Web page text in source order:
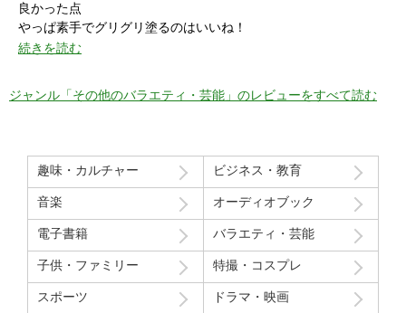
良かった点
やっぱ素手でグリグリ塗るのはいいね！
特に21分の途中からとてもいい感じ！
う」という趣旨の発言と「パイを食らう事はなんとも無い」とい
う趣旨の２つの部分ちょっと気分下がってしまったw
Route207さんいつも良い作品をありがとうございます！
初レビューですが、よく購入させて貰ってます！
続きを読む
ジャンル「その他のバラエティ・芸能」のレビューをすべて読む
趣味・カルチャー ビジネス・教育
音楽 オーディオブック
電子書籍 バラエティ・芸能
子供・ファミリー 特撮・コスプレ
スポーツ ドラマ・映画